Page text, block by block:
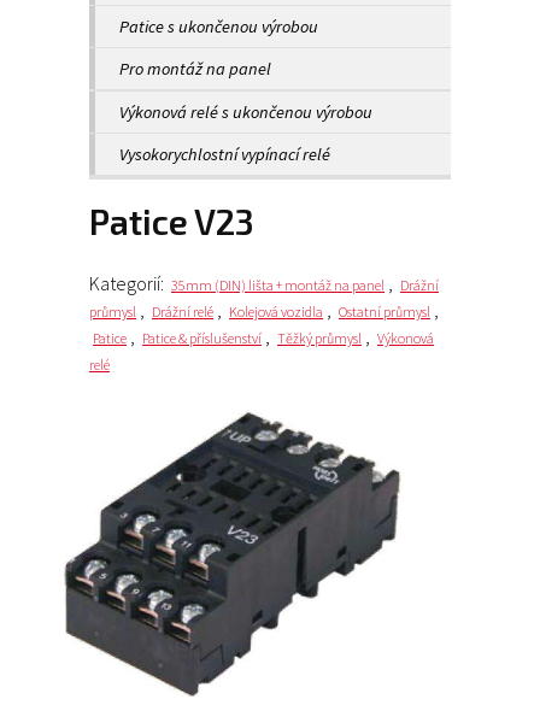
Patice s ukončenou výrobou
Pro montáž na panel
Výkonová relé s ukončenou výrobou
Vysokorychlostní vypínací relé
patice V23
Kategorií: 35mm (DIN) lišta + montáž na panel , Drážní
průmysl , Drážní relé , Kolejová vozidla , Ostatní průmysl ,
Patice , Patice & příslušenství , Těžký průmysl , Výkonová
relé